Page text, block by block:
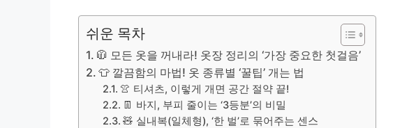
쉬운 목차
🧥 모든 옷을 꺼내라! 옷장 정리의 ‘가장 중요한 첫걸음’
👕 깔끔함의 마법! 옷 종류별 ‘꿀팁’ 개는 법
👚 티셔츠, 이렇게 개면 공간 절약 끝!
👖 바지, 부피 줄이는 ‘3등분’의 비밀
🧸 실내복(일체형), ‘한 벌’로 묶어주는 센스